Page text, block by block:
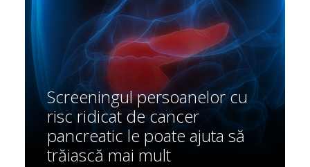
Screeningul persoanelor cu
risc ridicat de cancer
pancreatic le poate ajuta să
trăiască mai mult